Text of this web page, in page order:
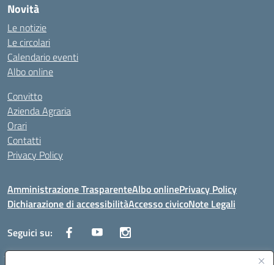
Novità
Le notizie
Le circolari
Calendario eventi
Albo online
Convitto
Azienda Agraria
Orari
Contatti
Privacy Policy
Amministrazione TrasparenteAlbo onlinePrivacy Policy
Dichiarazione di accessibilitàAccesso civicoNote Legali
Seguici su: